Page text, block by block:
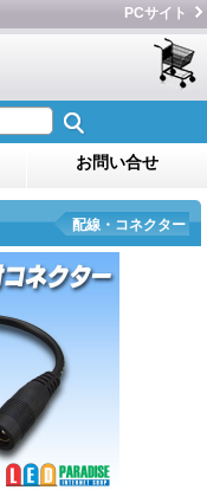
PCサイト
お問い合せ
配線・コネクター